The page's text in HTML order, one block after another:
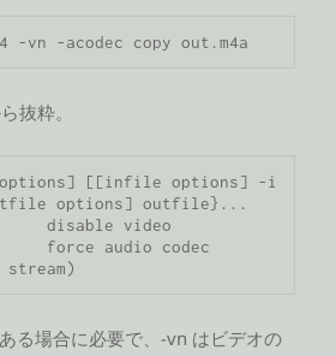
-vn -acodec copy out.m4a
抜粋。
[options] [[infile options] -i
options] outfile}...
disable video
force audio codec
る場合に必要で、-vn はビデオの